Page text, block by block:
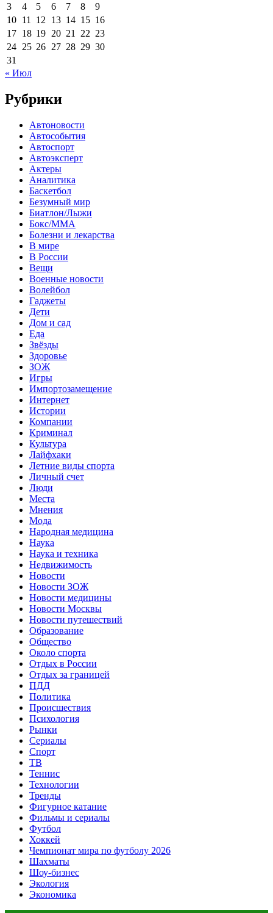
3
4 5 6 7 8
9
10 11 12 13 14 15 16
17 18 19 20 21 22 23
24 25 26 27 28 29 30
31
« Июл
Рубрики
Автоновости
Автособытия
Автоспорт
Автоэксперт
Актеры
Аналитика
Баскетбол
Безумный мир
Биатлон/Лыжи
Бокс/MMA
Болезни и лекарства
В мире
В России
Вещи
Военные новости
Волейбол
Гаджеты
Дети
Дом и сад
Еда
Звёзды
Здоровье
ЗОЖ
Игры
Импортозамещение
Интернет
Истории
Компании
Криминал
Культура
Лайфхаки
Летние виды спорта
Личный счет
Люди
Места
Мнения
Мода
Народная медицина
Наука
Наука и техника
Недвижимость
Новости
Новости ЗОЖ
Новости медицины
Новости Москвы
Новости путешествий
Образование
Общество
Около спорта
Отдых в России
Отдых за границей
ПДД
Политика
Происшествия
Психология
Рынки
Сериалы
Спорт
ТВ
Теннис
Технологии
Тренды
Фигурное катание
Фильмы и сериалы
Футбол
Хоккей
Чемпионат мира по футболу 2026
Шахматы
Шоу-бизнес
Экология
Экономика